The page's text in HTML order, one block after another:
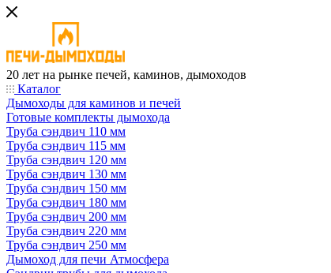
20 лет на рынке печей, каминов, дымоходов
Каталог
Дымоходы для каминов и печей
Готовые комплекты дымохода
Труба сэндвич 110 мм
Труба сэндвич 115 мм
Труба сэндвич 120 мм
Труба сэндвич 130 мм
Труба сэндвич 150 мм
Труба сэндвич 180 мм
Труба сэндвич 200 мм
Труба сэндвич 220 мм
Труба сэндвич 250 мм
Дымоход для печи Атмосфера